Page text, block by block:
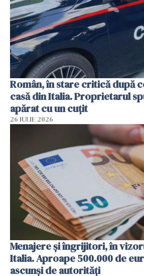
Român, în stare critică după
casă din Italia. Proprietarul
apărat cu un cuțit
26 IULIE 2026
Menajere și îngrijitori, în
Italia. Aproape 500.000 de
ascunși de autorități